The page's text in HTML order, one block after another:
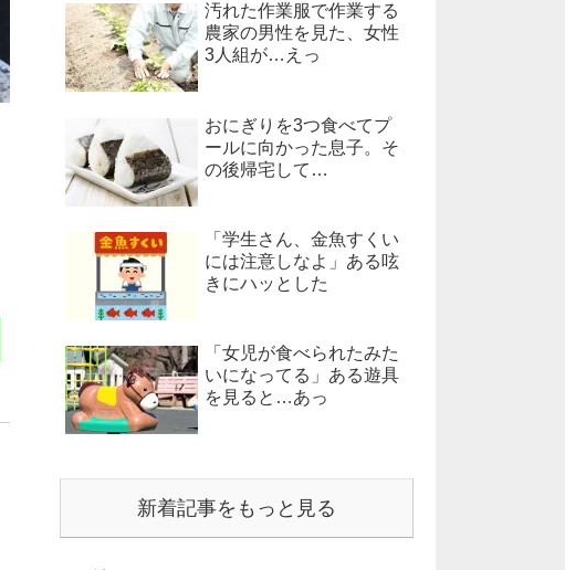
汚れた作業服で作業する
農家の男性を見た、女性
3人組が…えっ
おにぎりを3つ食べてプ
ールに向かった息子。そ
の後帰宅して…
「学生さん、金魚すくい
には注意しなよ」ある呟
きにハッとした
「女児が食べられたみた
いになってる」ある遊具
を見ると…あっ
新着記事をもっと見る